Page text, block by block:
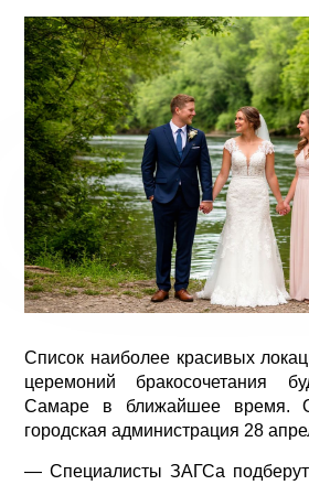
Список наиболее красивых
церемоний бракосочетания
Самаре в ближайшее время.
городская администрация 28
— Специалисты ЗАГСа